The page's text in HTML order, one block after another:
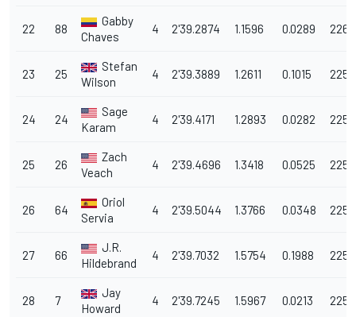
22 88
Gabby
Chaves
4 2'39.2874 1.1596 0.0289
23 25
Stefan
Wilson
4 2'39.3889 1.2611 0.1015
24 24
Sage
Karam
4 2'39.4171 1.2893 0.0282
25 26
Zach
Veach
4 2'39.4696 1.3418 0.0525
26 64
Oriol
Servia
4 2'39.5044 1.3766 0.0348
27 66
J.R.
Hildebrand
4 2'39.7032 1.5754 0.1988
28 7
Jay
Howard
4 2'39.7245 1.5967 0.0213